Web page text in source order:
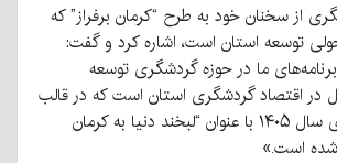
از سخنان خود به طرح “کرمان برفراز” که
تحولی توسعه استان است، اشاره کرد و گفت:
ما در حوزه گردشگری توسعه
در اقتصاد گردشگری استان است که در قالب
این سند کاری، برای سال ۱۴۰۵ با عنوان “لبخند دنیا به کرمان